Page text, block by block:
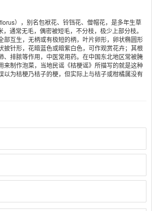
），别名包袱花、铃铛花、僧帽花，是多年生草
通常无毛，偶密被短毛，不分枝，极少上部分枝。
部互生，无柄或有极短的柄，叶片卵形，卵状椭圆形
披针形，花暗蓝色或暗紫白色，可作观赏花卉；其根
、排脓等作用，中医常用药。在中国东北地区常被腌
来制作泡菜，当地民谣《桔梗谣》所描写的就是这种
以为桔梗乃桔子的梗，但实际上与桔子或柑橘属没有